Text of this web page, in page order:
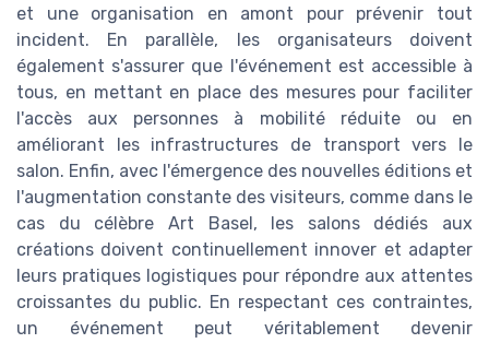
et une organisation en amont pour prévenir tout
incident. En parallèle, les organisateurs doivent
également s'assurer que l'événement est accessible à
tous, en mettant en place des mesures pour faciliter
l'accès aux personnes à mobilité réduite ou en
améliorant les infrastructures de transport vers le
salon. Enfin, avec l'émergence des nouvelles éditions et
l'augmentation constante des visiteurs, comme dans le
cas du célèbre Art Basel, les salons dédiés aux
créations doivent continuellement innover et adapter
leurs pratiques logistiques pour répondre aux attentes
croissantes du public. En respectant ces contraintes,
un événement peut véritablement devenir